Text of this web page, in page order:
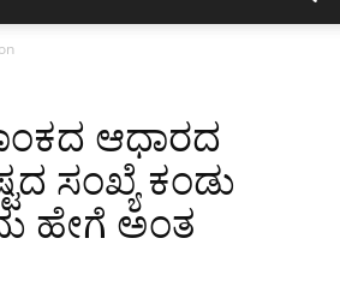
ಆಧಾರದ
ಸಂಖ್ಯೆ ಕಂಡು
ಹೇಗೆ ಅಂತ